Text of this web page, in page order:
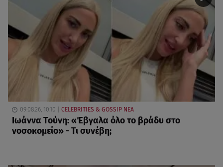
09.08.26, 10:10 CELEBRITIES & GOSSIP ΝΕΑ
Ιωάννα Τούνη: «Έβγαλα όλο το βράδυ στο
νοσοκομείο» - Τι συνέβη;